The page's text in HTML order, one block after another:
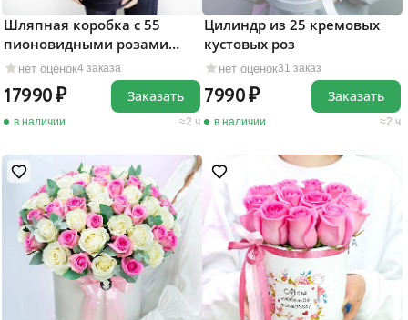
нет оценок4 заказа
Шляпная коробка с 55
пионовидными розами
"Бурлеск"
17990
в наличии 2 ч
Заказать
нет оценок31 заказ
Цилиндр из 25 кремовых
кустовых роз
7990
в наличии 2 ч
Заказать